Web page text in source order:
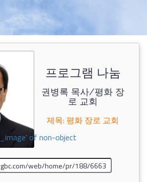
of non-object
프로그램 나눔
권병록 목사/평화 장
로 교회
제목: 평화 장로 교회